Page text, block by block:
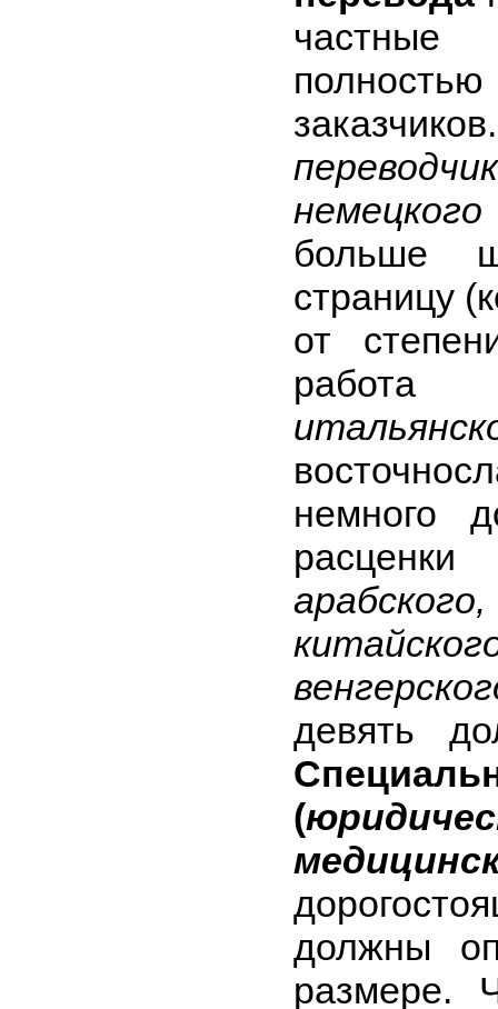
больше
страницу
от
немного
девять
(
должны
размере.